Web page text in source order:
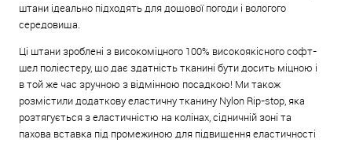
штани ідеально підходять для дощової погоди і вологого
середовища.
Ці штани зроблені з високоміцного 100% високоякісного софт-
шел поліестеру, що дає здатність тканині бути досить міцною і
в той же час зручною з відмінною посадкою! Ми також
розмістили додаткову еластичну тканину Nylon Rip-stop, яка
розтягується з еластичністю на колінах, сідничній зоні та
пахова вставка під промежиною для підвищення еластичності